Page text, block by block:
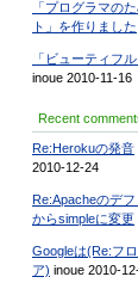
「プログラマの
ト」を作りました
「ビューティフ
inoue 2010-11-16
Recent
Re:Herokuの発音
2010-12-24
Re:Apacheのデ
からsimpleに変更
Googleは(Re:フ
ア) inoue 2010-